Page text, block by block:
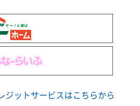
ジットサービスはこちらから